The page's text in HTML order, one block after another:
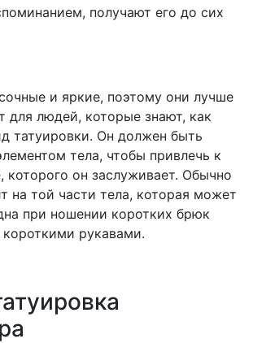
получают его до сих
и яркие, поэтому они лучше
для людей, которые знают, как
татуировки. Он должен быть
тела, чтобы привлечь к
которого он заслуживает. Обычно
на той части тела, которая может
при ношении коротких брюк
рукавами.